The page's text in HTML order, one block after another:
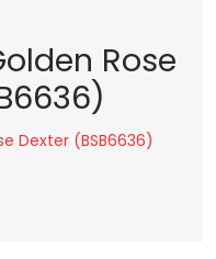
Rose
Dexter (BSB6636)